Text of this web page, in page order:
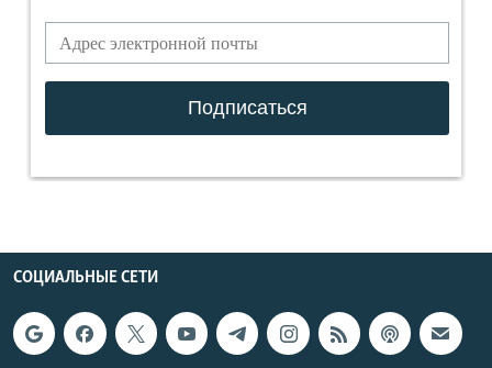
СОЦИАЛЬНЫЕ СЕТИ